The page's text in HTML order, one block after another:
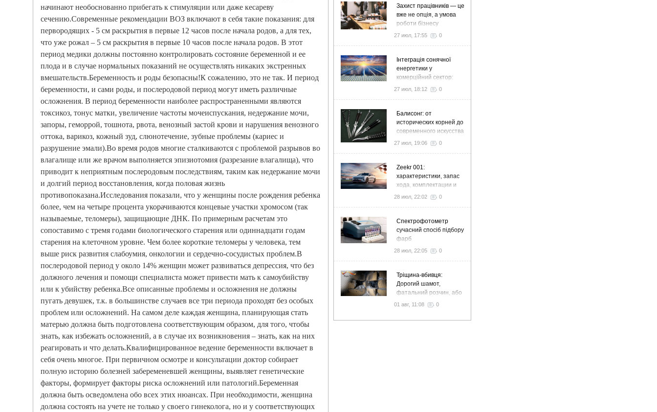
начинают необоснованно прибегать к стимуляции или даже кесареву
сечению.Современные рекомендации ВОЗ включают в себя такие показания: для
первородящих - 5 см раскрытия в первые 12 часов после начала родов, а для тех,
что уже рожал – 5 см раскрытия в первые 10 часов после начала родов. В этот
период медики должны постоянно контролировать состояние беременной и ее
плода и в случае нормальных показаний не осуществлять никаких экстренных
вмешательств.Беременность и роды безопасны!К сожалению, это не так. И период
беременности, и сами роды, и послеродовой период могут иметь различные
осложнения. В период беременности наиболее распространенными являются
токсикоз, тонус матки, увеличение частоты мочеиспускания, недержание мочи,
запоры, геморрой, тошнота, рвота, венозный застой крови и нарушения венозного
оттока, варикоз, кожный зуд, слюнотечение, зубные проблемы (кариес и
разрушение эмали).Во время родов многие сталкиваются с проблемой разрывов во
влагалище или же врачом выполняется эпизиотомия (разрезание влагалища), что
приводит к неприятным послеродовым последствиям, таким как недержание мочи
и долгий период восстановления, когда половая жизнь
противопоказана.Исследования показали, что у женщины после рождения ребенка
более, чем на четыре процента укорачиваются концевые участки хромосом (так
называемые, теломеры), защищающие ДНК. По примерным расчетам это
сопоставимо с тремя годами биологического старения или одиннадцати годам
старения на клеточном уровне. Чем более короткие теломеры у человека, тем
выше риск развития слабоумия, онкологии и сердечно-сосудистых проблем.В
послеродовой период у около 14% женщин может развиваться депрессия, что без
должного лечения и помощи специалиста может привести мать к самоубийству
или к убийству ребенка.Все описанные проблемы и осложнения не должны
пугать девушек, т.к. в большинстве случаев все три периода проходят без особых
проблем или осложнений. На самом деле каждая женщина, планирующая стать
матерью должна быть подготовлена соответствующим образом, для того, чтобы
знать, как избежать осложнений, а в случае их возникновения – знать, как на них
реагировать и что делать.Квалифицированное ведение беременности включает в
себя очень многое. При первичном осмотре и консультации доктор собирает
полную историю болезней забеременевшей женщины, выявляет генетические
факторы, формирует факторы риска осложнений или патологий.Беременная
должна быть осведомлена обо всех этих нюансах. При необходимости, женщина
должна состоять на учете не только у своего гинеколога, но и у соответствующих
Захист працівників — це
вже не опція, а умова
роботи бізнесу
27 июл, 17:55 0
Інтеграція сонячної
енергетики у
комерційний сектор:
стратегія розвитку та
27 июл, 18:12 0
Балисонг: от
исторических корней до
современного искусства
флиппинга
27 июл, 19:06 0
Zeekr 001:
характеристики, запас
хода, комплектации и
особенности
28 июл, 22:02 0
Спектрофотометр
сучасний спосіб підбору
фарб
28 июл, 22:05 0
Тріщина-вбивця:
Дорогий шамот,
фатальний розчин, або
як звичайний цемент
у спальню
01 авг, 11:08 0